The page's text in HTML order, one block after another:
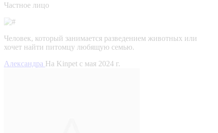
Частное лицо
Человек, который занимается разведением животных или
хочет найти питомцу любящую семью.
Александра На Kinpet c мая 2024 г.